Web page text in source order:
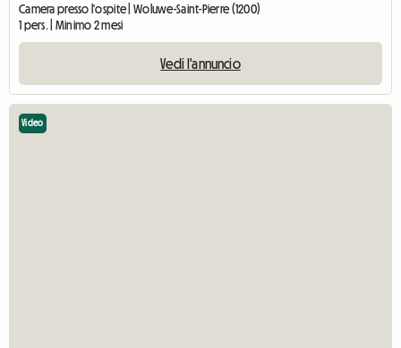
Camera presso l'ospite | Woluwe-Saint-Pierre (1200)
1 pers. | Minimo 2 mesi
Vedi l'annuncio
Video